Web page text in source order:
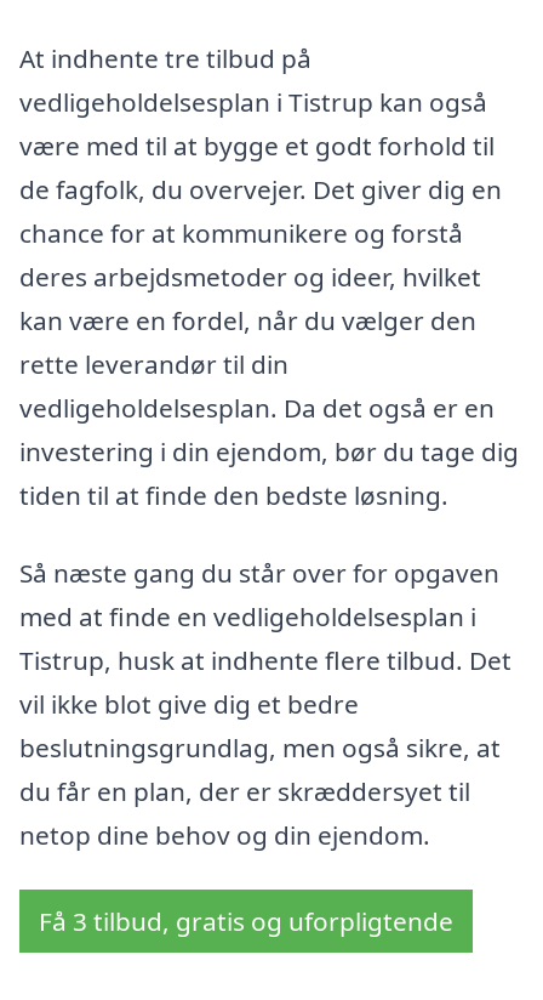
At indhente tre tilbud på
vedligeholdelsesplan i Tistrup kan også
være med til at bygge et godt forhold til
de fagfolk, du overvejer. Det giver dig en
chance for at kommunikere og forstå
deres arbejdsmetoder og ideer, hvilket
kan være en fordel, når du vælger den
rette leverandør til din
vedligeholdelsesplan. Da det også er en
investering i din ejendom, bør du tage dig
tiden til at finde den bedste løsning.
Så næste gang du står over for opgaven
med at finde en vedligeholdelsesplan i
Tistrup, husk at indhente flere tilbud. Det
vil ikke blot give dig et bedre
beslutningsgrundlag, men også sikre, at
du får en plan, der er skræddersyet til
netop dine behov og din ejendom.
Få 3 tilbud, gratis og uforpligtende